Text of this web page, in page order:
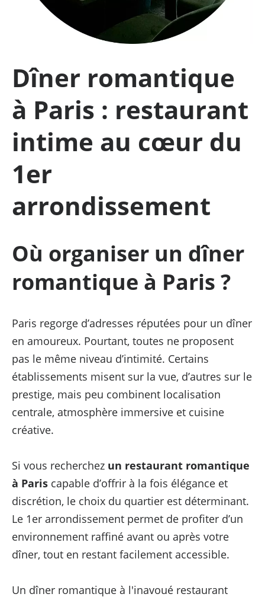
Dîner romantique
à Paris : restaurant
intime au cœur du
1er
arrondissement
Où organiser un dîner
romantique à Paris ?
Paris regorge d’adresses réputées pour un dîner
en amoureux. Pourtant, toutes ne proposent
pas le même niveau d’intimité. Certains
établissements misent sur la vue, d’autres sur le
prestige, mais peu combinent localisation
centrale, atmosphère immersive et cuisine
créative.
Si vous recherchez un restaurant romantique
à Pariscapable d’offrir à la fois élégance et
discrétion, le choix du quartier est déterminant.
Le 1er arrondissement permet de profiter d’un
environnement raffiné avant ou après votre
dîner, tout en restant facilement accessible.
Un dîner romantique à l'inavoué restaurant